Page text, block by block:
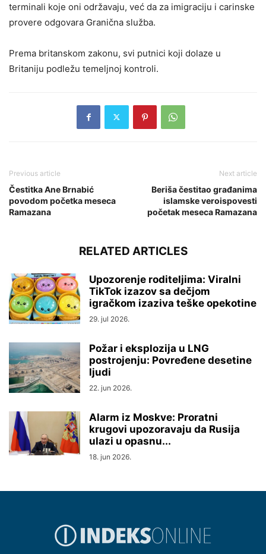
terminali koje oni održavaju, već da za imigraciju i carinske
provere odgovara Granična služba.
Prema britanskom zakonu, svi putnici koji dolaze u
Britaniju podležu temeljnoj kontroli.
Previous article
Čestitka Ane Brnabić
povodom početka meseca
Ramazana
Next article
Beriša čestitao građanima
islamske veroispovesti
početak meseca Ramazana
RELATED ARTICLES
Upozorenje roditeljima: Viralni
TikTok izazov sa dečjom
igračkom izaziva teške opekotine
29. jul 2026.
Požar i eksplozija u LNG
postrojenju: Povređene desetine
ljudi
22. jun 2026.
Alarm iz Moskve: Proratni
krugovi upozoravaju da Rusija
ulazi u opasnu...
18. jun 2026.